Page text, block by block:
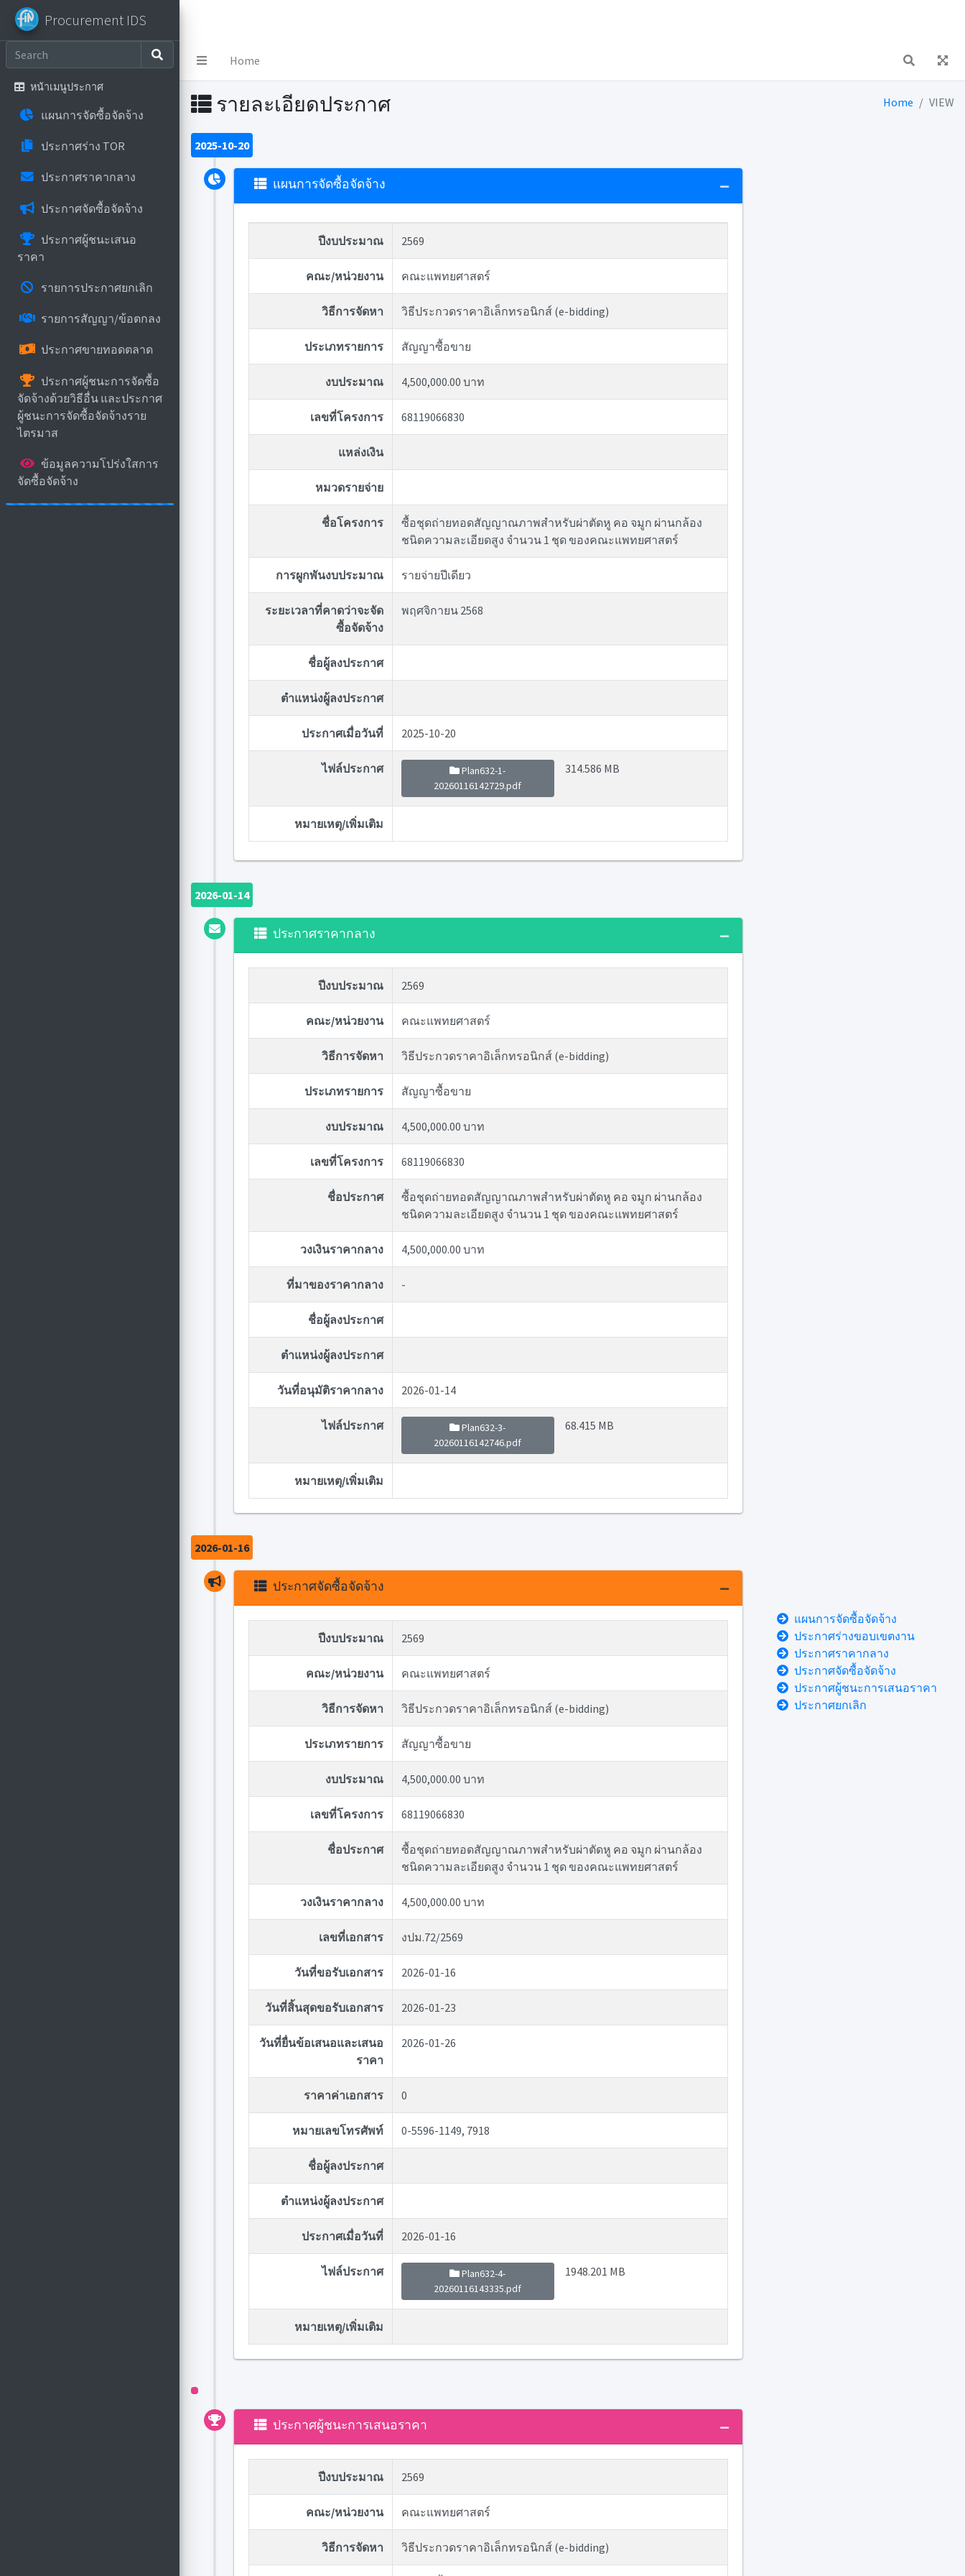
Procurement IDS
Home
Procurement IDS
หน้าเมนูประกาศ
แผนการจัดซื้อจัดจ้าง
ประกาศร่าง TOR
ประกาศราคากลาง
ประกาศจัดซื้อจัดจ้าง
ประกาศผู้ชนะเสนอ
ราคา
รายการประกาศยกเลิก
รายการสัญญา/ข้อตกลง
ประกาศขายทอดตลาด
ประกาศผู้ชนะการจัดซื้อ
จัดจ้างด้วยวิธีอื่น และประกาศ
ผู้ชนะการจัดซื้อจัดจ้างราย
ไตรมาส
ข้อมูลความโปร่งใสการ
จัดซื้อจัดจ้าง
รายละเอียดประกาศ Home VIEW
2025-10-20
แผนการจัดซื้อจัดจ้าง
ปีงบประมาณ 2569
คณะ/หน่วยงาน คณะแพทยศาสตร์
วิธีการจัดหา วิธีประกวดราคาอิเล็กทรอนิกส์ (e-bidding)
ประเภทรายการ สัญญาซื้อขาย
งบประมาณ 4,500,000.00 บาท
เลขที่โครงการ 68119066830
แหล่งเงิน
หมวดรายจ่าย
ชื่อโครงการ
ซื้อชุดถ่ายทอดสัญญาณภาพสำหรับผ่าตัดหู คอ จมูก ผ่านกล้อง
ชนิดความละเอียดสูง จำนวน 1 ชุด ของคณะแพทยศาสตร์
การผูกพันงบประมาณ รายจ่ายปีเดียว
ระยะเวลาที่คาดว่าจะจัด
ซื้อจัดจ้าง
พฤศจิกายน 2568
ชื่อผู้ลงประกาศ
ตำแหน่งผู้ลงประกาศ
ประกาศเมื่อวันที่ 2025-10-20
ไฟล์ประกาศ
Plan632-1-
20260116142729.pdf
314.586 MB
หมายเหตุ/เพิ่มเติม
2026-01-14
ประกาศราคากลาง
ปีงบประมาณ 2569
คณะ/หน่วยงาน คณะแพทยศาสตร์
วิธีการจัดหา วิธีประกวดราคาอิเล็กทรอนิกส์ (e-bidding)
ประเภทรายการ สัญญาซื้อขาย
งบประมาณ 4,500,000.00 บาท
เลขที่โครงการ 68119066830
ชื่อประกาศ
ซื้อชุดถ่ายทอดสัญญาณภาพสำหรับผ่าตัดหู คอ จมูก ผ่านกล้อง
ชนิดความละเอียดสูง จำนวน 1 ชุด ของคณะแพทยศาสตร์
วงเงินราคากลาง 4,500,000.00 บาท
ที่มาของราคากลาง -
ชื่อผู้ลงประกาศ
ตำแหน่งผู้ลงประกาศ
วันที่อนุมัติราคากลาง 2026-01-14
ไฟล์ประกาศ
Plan632-3-
20260116142746.pdf
68.415 MB
หมายเหตุ/เพิ่มเติม
2026-01-16
ประกาศจัดซื้อจัดจ้าง
ปีงบประมาณ 2569
คณะ/หน่วยงาน คณะแพทยศาสตร์
วิธีการจัดหา วิธีประกวดราคาอิเล็กทรอนิกส์ (e-bidding)
ประเภทรายการ สัญญาซื้อขาย
งบประมาณ 4,500,000.00 บาท
เลขที่โครงการ 68119066830
ชื่อประกาศ
ซื้อชุดถ่ายทอดสัญญาณภาพสำหรับผ่าตัดหู คอ จมูก ผ่านกล้อง
ชนิดความละเอียดสูง จำนวน 1 ชุด ของคณะแพทยศาสตร์
วงเงินราคากลาง 4,500,000.00 บาท
เลขที่เอกสาร งปม.72/2569
วันที่ขอรับเอกสาร 2026-01-16
วันที่สิ้นสุดขอรับเอกสาร 2026-01-23
วันที่ยื่นข้อเสนอและเสนอ
ราคา
2026-01-26
ราคาค่าเอกสาร 0
หมายเลขโทรศัพท์ 0-5596-1149, 7918
ชื่อผู้ลงประกาศ
ตำแหน่งผู้ลงประกาศ
ประกาศเมื่อวันที่ 2026-01-16
ไฟล์ประกาศ
Plan632-4-
20260116143335.pdf
1948.201 MB
หมายเหตุ/เพิ่มเติม
ประกาศผู้ชนะการเสนอราคา
ปีงบประมาณ 2569
คณะ/หน่วยงาน คณะแพทยศาสตร์
วิธีการจัดหา วิธีประกวดราคาอิเล็กทรอนิกส์ (e-bidding)
แผนการจัดซื้อจัดจ้าง
ประกาศร่างขอบเขตงาน
ประกาศราคากลาง
ประกาศจัดซื้อจัดจ้าง
ประกาศผู้ชนะการเสนอราคา
ประกาศยกเลิก